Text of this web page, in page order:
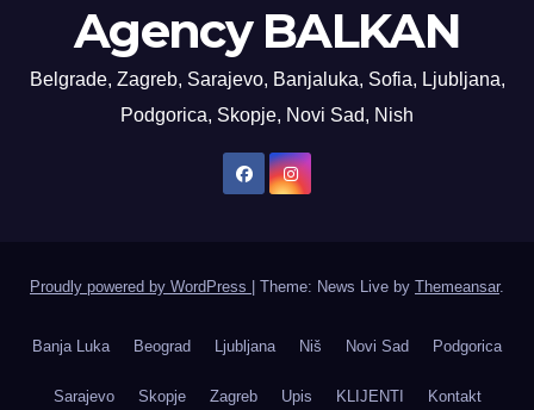
Agency BALKAN
Belgrade, Zagreb, Sarajevo, Banjaluka, Sofia, Ljubljana,
Podgorica, Skopje, Novi Sad, Nish
Proudly powered by WordPress Theme: News Live by Themeansar.
Banja Luka Beograd Ljubljana Niš Novi Sad Podgorica
Sarajevo Skopje Zagreb Upis KLIJENTI Kontakt